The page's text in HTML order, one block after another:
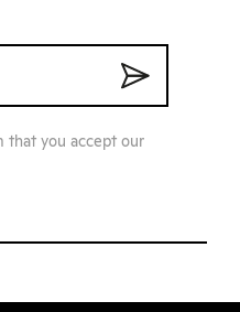
that you accept our